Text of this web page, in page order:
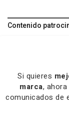
Contenido
Si quieres
marca,
comunicados de